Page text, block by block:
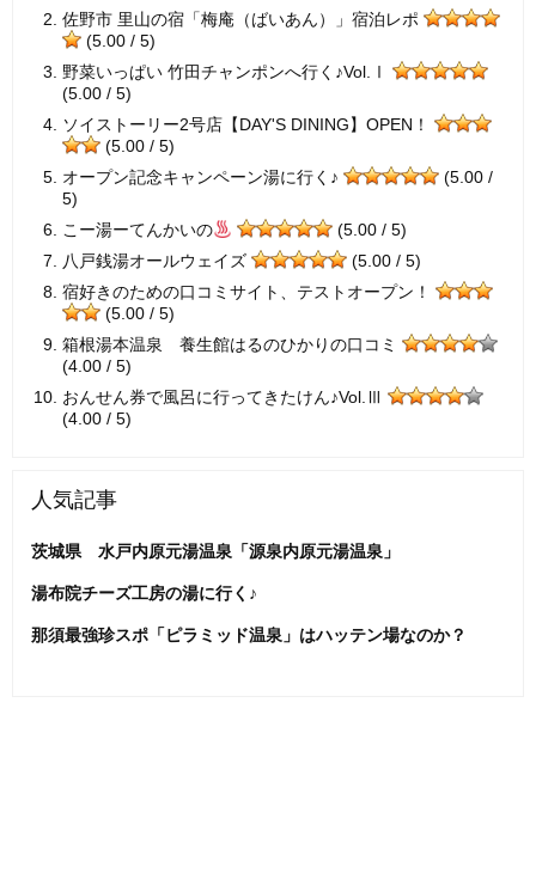
佐野市 里山の宿「梅庵（ばいあん）」宿泊レポ
(5.00 / 5)
野菜いっぱい 竹田チャンポンへ行く♪Vol.Ⅰ
(5.00 / 5)
ソイストーリー2号店【DAY'S DINING】OPEN！
(5.00 / 5)
オープン記念キャンペーン湯に行く♪
(5.00 /
5)
こー湯ーてんかいの
(5.00 / 5)
八戸銭湯オールウェイズ
(5.00 / 5)
宿好きのための口コミサイト、テストオープン！
(5.00 / 5)
箱根湯本温泉 養生館はるのひかりの口コミ
(4.00 / 5)
おんせん券で風呂に行ってきたけん♪Vol.Ⅲ
(4.00 / 5)
人気記事
茨城県 水戸内原元湯温泉「源泉内原元湯温泉」
湯布院チーズ工房の湯に行く♪
那須最強珍スポ「ピラミッド温泉」はハッテン場なのか？